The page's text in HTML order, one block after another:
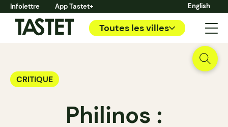
Infolettre App Tastet+ English
Toutes les villes
CRITIQUE
Philinos :